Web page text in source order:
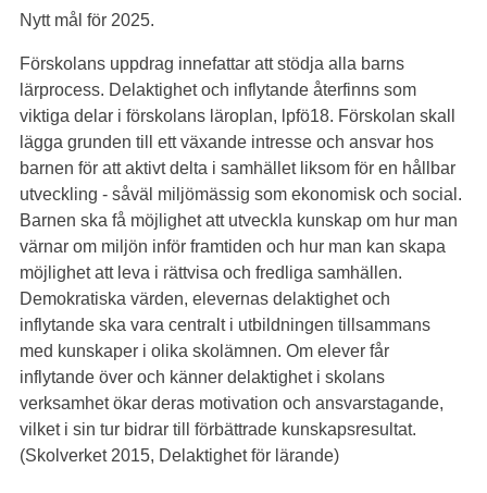
Nytt mål för 2025.
Förskolans uppdrag innefattar att stödja alla barns
lärprocess. Delaktighet och inflytande återfinns som
viktiga delar i förskolans läroplan, lpfö18. Förskolan skall
lägga grunden till ett växande intresse och ansvar hos
barnen för att aktivt delta i samhället liksom för en hållbar
utveckling - såväl miljömässig som ekonomisk och social.
Barnen ska få möjlighet att utveckla kunskap om hur man
värnar om miljön inför framtiden och hur man kan skapa
möjlighet att leva i rättvisa och fredliga samhällen.
Demokratiska värden, elevernas delaktighet och
inflytande ska vara centralt i utbildningen tillsammans
med kunskaper i olika skolämnen. Om elever får
inflytande över och känner delaktighet i skolans
verksamhet ökar deras motivation och ansvarstagande,
vilket i sin tur bidrar till förbättrade kunskapsresultat.
(Skolverket 2015, Delaktighet för lärande)